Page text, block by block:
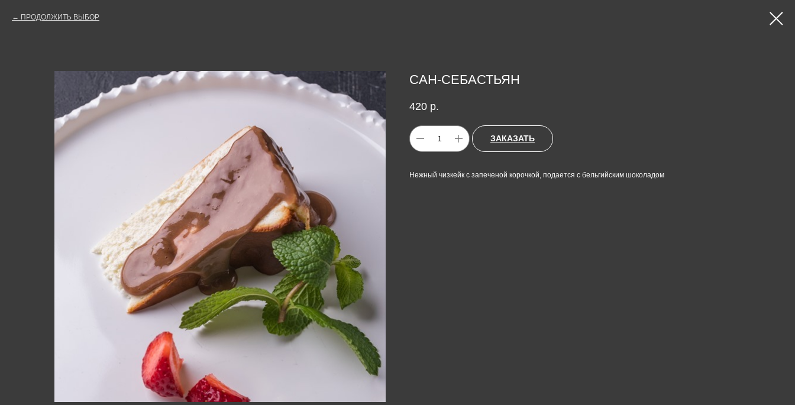
ПРОДОЛЖИТЬ ВЫБОР
САН-СЕБАСТЬЯН
420 р.
ЗАКАЗАТЬ
Нежный чизкейк с запеченой корочкой, подается с бельгийским шоколадом